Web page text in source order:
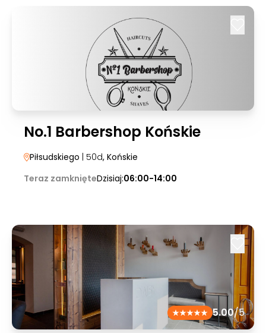
No.1 Barbershop Końskie
Piłsudskiego | 50d, Końskie
Teraz zamknięteDzisiaj:06:00-14:00
5.00/5